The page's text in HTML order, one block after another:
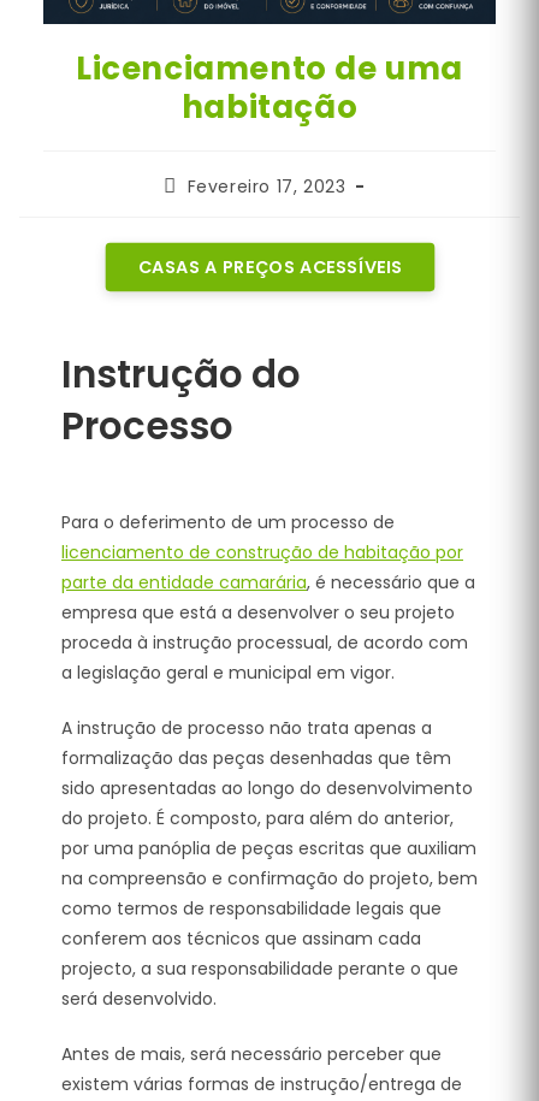
Licenciamento de uma
habitação
PostFevereiro 17, 2023
CASAS A PREÇOS ACESSÍVEIS
Instrução do
Processo
Para o deferimento de um processo de
licenciamento de construção de habitação por
parte da entidade camarária, é necessário que a
empresa que está a desenvolver o seu projeto
proceda à instrução processual, de acordo com
a legislação geral e municipal em vigor.
A instrução de processo não trata apenas a
formalização das peças desenhadas que têm
sido apresentadas ao longo do desenvolvimento
do projeto. É composto, para além do anterior,
por uma panóplia de peças escritas que auxiliam
na compreensão e confirmação do projeto, bem
como termos de responsabilidade legais que
conferem aos técnicos que assinam cada
projecto, a sua responsabilidade perante o que
será desenvolvido.
Antes de mais, será necessário perceber que
existem várias formas de instrução/entrega de